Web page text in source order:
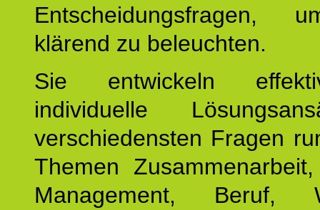
Entscheidungsfragen,
klärend zu beleuchten.
Sie entwickeln
individuelle
verschiedensten Fragen
Themen
Management, Beruf,